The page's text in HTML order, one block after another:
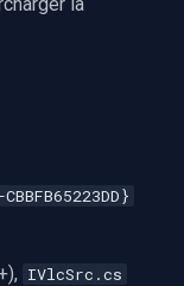
IVlcSrc.cs